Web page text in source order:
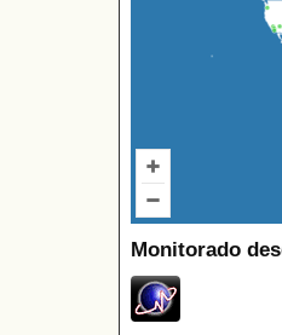
Monitorado